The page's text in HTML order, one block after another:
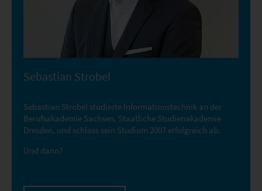
Sebastian Strobel
Sebastian Strobel studierte Informationstechnik an der
Berufsakademie Sachsen, Staatliche Studienakademie
Dresden, und schloss sein Studium 2007 erfolgreich ab.
Und dann?